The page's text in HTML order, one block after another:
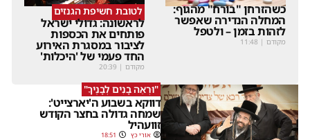
כשהזרחן "בורח" מהגוף:
המחלה הנדירה שאפשר
לזהות בזמן – ולטפל
מקודם |
11:48
לטובת חשיפת הגנזים
לראשונה: גדולי ישראל
פותחים את הכספות
לציבור במסגרת האירוע
החד פעמי של 'היכלות'
מקודם |
20:39
"וּרְאֵה בָנִים לְבָנֶיךָ"
דווקא בשבוע ה'יארצייט':
שמחה גדולה בחצר הקודש
זוועהיל
אורי כץ 18:51